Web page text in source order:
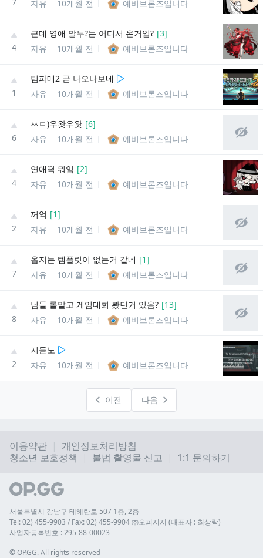
자유
10개월 전 예비브론즈입니다
4
근데 영애 말투?는 어디서 온거임? [3]
자유
10개월 전 예비브론즈입니다
1
팀파매2 곧 나오나보네
자유
10개월 전 예비브론즈입니다
6
ㅆㄷ)우왓우왓 [6]
자유
10개월 전 예비브론즈입니다
4
연애떡 뭐임 [2]
자유
10개월 전 예비브론즈입니다
2
꺼억 [1]
자유
10개월 전 예비브론즈입니다
7
옵지는 템플릿이 없는거 같네 [1]
자유
10개월 전 예비브론즈입니다
8
님들 롤말고 게임대회 봤던거 있음? [13]
자유
10개월 전 예비브론즈입니다
2
지듣노
자유
10개월 전 예비브론즈입니다
이전 다음
이용약관
개인정보처리방침
청소년 보호정책
불법 촬영물 신고 1:1 문의하기
서울특별시 강남구 테헤란로 507 1층, 2층
Tel: 02) 455-9903 / Fax: 02) 455-9904 ㈜오피지지 (대표자 : 최상락)
사업자등록번호 : 295-88-00023
© OP.GG. All rights reserved